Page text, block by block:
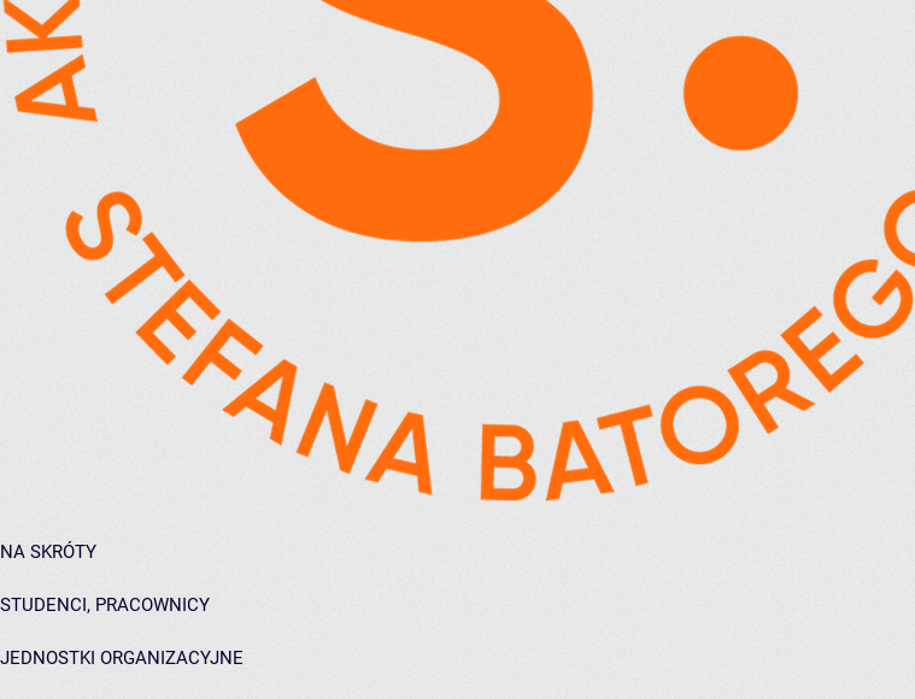
NA SKRÓTY
STUDENCI, PRACOWNICY
JEDNOSTKI ORGANIZACYJNE